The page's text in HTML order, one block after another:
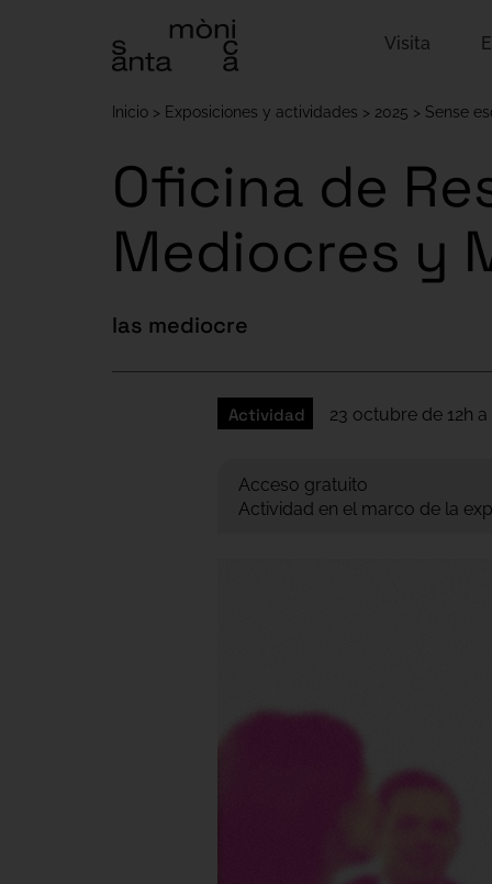
Visita
Inicio Exposiciones y actividades 2025 Sense
Oficina de
Mediocres y
las mediocre
Actividad 23 octubre de 12h
Acceso gratuito
Actividad en el marco de la